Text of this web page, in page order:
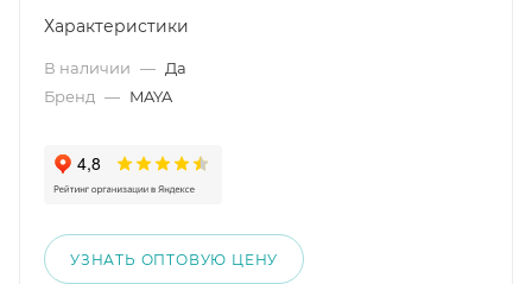
Характеристики
В наличии — Да
Бренд — MAYA
УЗНАТЬ ОПТОВУЮ ЦЕНУ